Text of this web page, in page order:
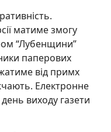
матиме змогу
“Лубенщини”
паперових
від примх
Електронне
виходу газети